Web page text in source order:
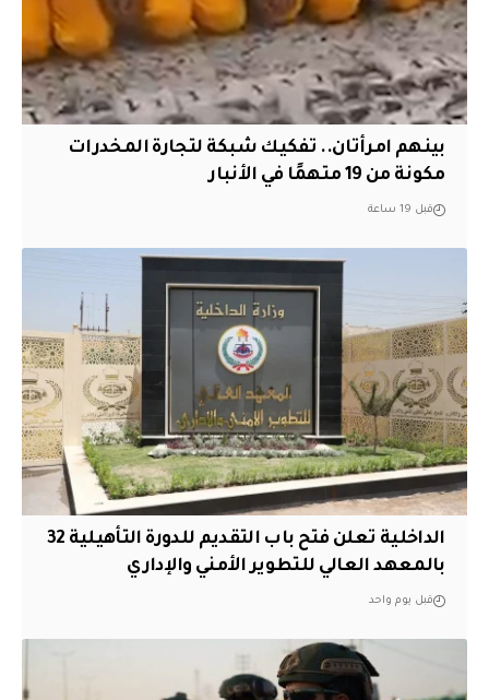
بينهم امرأتان.. تفكيك شبكة لتجارة المخدرات
مكونة من 19 متهمًا في الأنبار
قبل 19 ساعة
الداخلية تعلن فتح باب التقديم للدورة التأهيلية 32
بالمعهد العالي للتطوير الأمني والإداري
قبل يوم واحد